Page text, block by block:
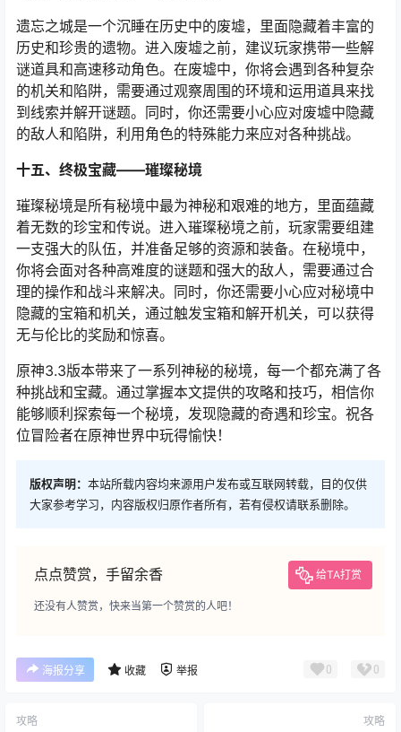
遗忘之城是一个沉睡在历史中的废墟，里面隐藏着丰富的
历史和珍贵的遗物。进入废墟之前，建议玩家携带一些解
谜道具和高速移动角色。在废墟中，你将会遇到各种复杂
的机关和陷阱，需要通过观察周围的环境和运用道具来找
到线索并解开谜题。同时，你还需要小心应对废墟中隐藏
的敌人和陷阱，利用角色的特殊能力来应对各种挑战。
十五、终极宝藏——璀璨秘境
璀璨秘境是所有秘境中最为神秘和艰难的地方，里面蕴藏
着无数的珍宝和传说。进入璀璨秘境之前，玩家需要组建
一支强大的队伍，并准备足够的资源和装备。在秘境中，
你将会面对各种高难度的谜题和强大的敌人，需要通过合
理的操作和战斗来解决。同时，你还需要小心应对秘境中
隐藏的宝箱和机关，通过触发宝箱和解开机关，可以获得
无与伦比的奖励和惊喜。
原神3.3版本带来了一系列神秘的秘境，每一个都充满了各
种挑战和宝藏。通过掌握本文提供的攻略和技巧，相信你
能够顺利探索每一个秘境，发现隐藏的奇遇和珍宝。祝各
位冒险者在原神世界中玩得愉快！
版权声明： 本站所载内容均来源用户发布或互联网转载，目的仅供
大家参考学习，内容版权归原作者所有，若有侵权请联系删除。
点点赞赏，手留余香 给TA打赏
还没有人赞赏，快来当第一个赞赏的人吧！
海报分享 收藏 举报 0 0
攻略 攻略